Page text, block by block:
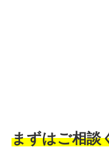
まずはご相談